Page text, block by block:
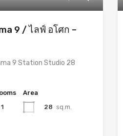
9 / ไลฟ์ อโศก –
9 Station Studio 28
1
Area
28 sq.m.